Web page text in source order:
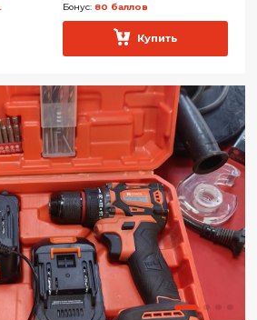
Бонус: 80 баллов
Купить